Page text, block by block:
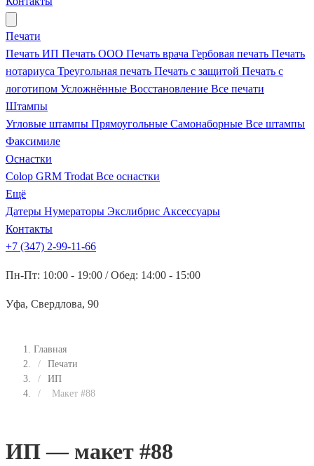
Печати
Печать ИП Печать ООО Печать врача Гербовая печать Печать
нотариуса Треугольная печать Печать с защитой Печать с
логотипом Усложнённые Восстановление Все печати
Штампы
Угловые штампы Прямоугольные Самонаборные Все штампы
Факсимиле
Оснастки
Colop GRM Trodat Все оснастки
Ещё
Датеры Нумераторы Экслибрис Аксессуары
Контакты
+7 (347) 2-99-11-66
Пн-Пт: 10:00 - 19:00 / Обед: 14:00 - 15:00
Уфа, Свердлова, 90
Главная
/
Печати
/
ИП
/
Макет #88
ИП — макет #88